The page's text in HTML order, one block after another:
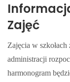
Zajęć
Zajęcia w
administracji
harmonogram